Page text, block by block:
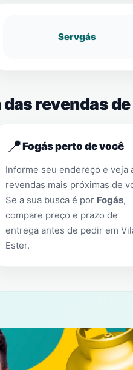
Servgás
revendas
📍Fogás perto de você
Informe seu endereço e veja
revendas mais próximas de
Se a sua busca é por Fogás,
compare preço e prazo de
entrega antes de pedir em
Ester.